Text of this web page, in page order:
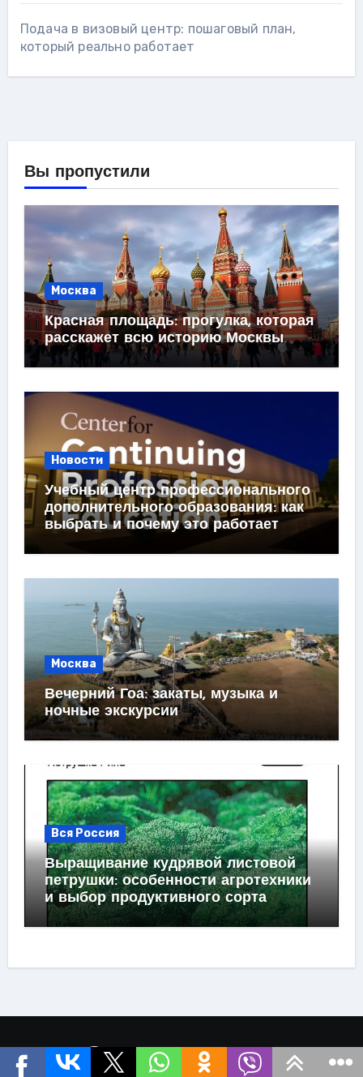
Подача в визовый центр: пошаговый план,
который реально работает
Вы пропустили
Москва
Красная площадь: прогулка, которая
расскажет всю историю Москвы
Новости
Учебный центр профессионального
дополнительного образования: как
выбрать и почему это работает
Москва
Вечерний Гоа: закаты, музыка и
ночные экскурсии
Вся Россия
Выращивание кудрявой листовой
петрушки: особенности агротехники
и выбор продуктивного сорта
Странствие.com